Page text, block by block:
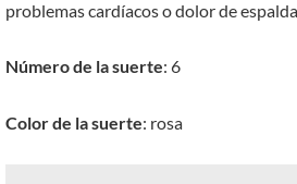
problemas cardíacos o dolor de espalda.
Número de la suerte: 6
Color de la suerte: rosa